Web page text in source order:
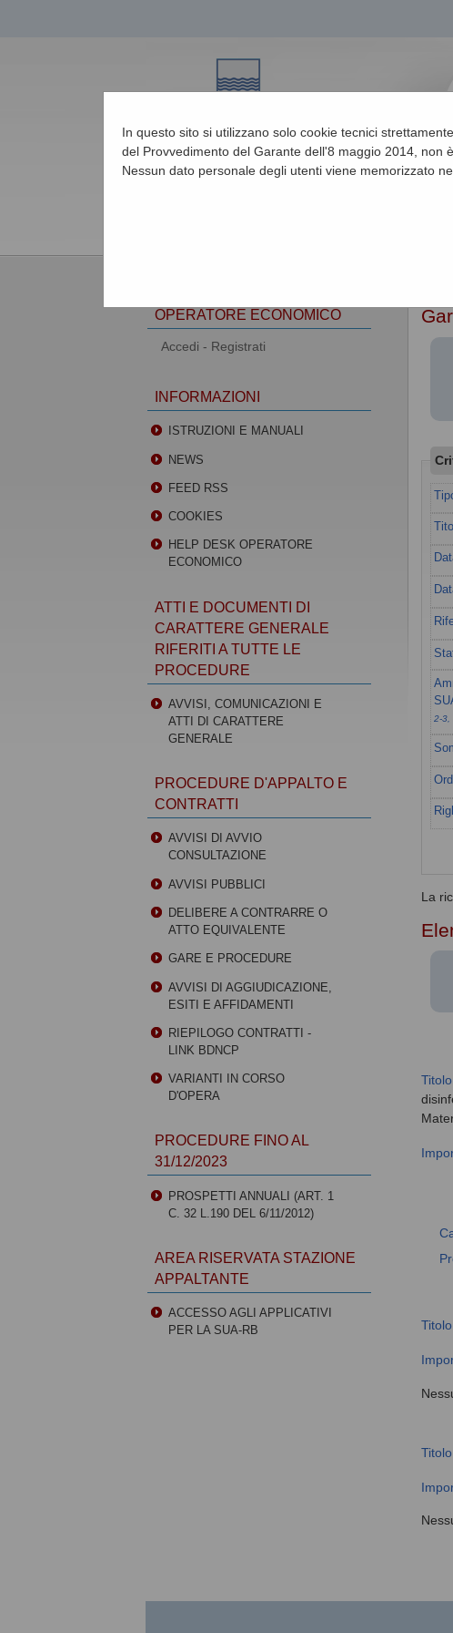
In questo sito si utilizzano solo cookie tecnici
del Provvedimento del Garante dell'8 maggio 2014, non
Nessun dato personale degli utenti viene memorizzato
2-3,
La
OPERATORE ECONOMICO
Accedi - Registrati
INFORMAZIONI
ISTRUZIONI E MANUALI
NEWS
FEED RSS
COOKIES
HELP DESK OPERATORE
ECONOMICO
ATTI E DOCUMENTI DI
CARATTERE GENERALE
RIFERITI A TUTTE LE
PROCEDURE
AVVISI, COMUNICAZIONI E
ATTI DI CARATTERE
GENERALE
PROCEDURE D'APPALTO E
CONTRATTI
AVVISI DI AVVIO
CONSULTAZIONE
AVVISI PUBBLICI
DELIBERE A CONTRARRE O
ATTO EQUIVALENTE
GARE E PROCEDURE
AVVISI DI AGGIUDICAZIONE,
ESITI E AFFIDAMENTI
RIEPILOGO CONTRATTI -
LINK BDNCP
VARIANTI IN CORSO
D'OPERA
PROCEDURE FINO AL
31/12/2023
PROSPETTI ANNUALI (ART. 1
C. 32 L.190 DEL 6/11/2012)
AREA RISERVATA STAZIONE
APPALTANTE
ACCESSO AGLI APPLICATIVI
PER LA SUA-RB